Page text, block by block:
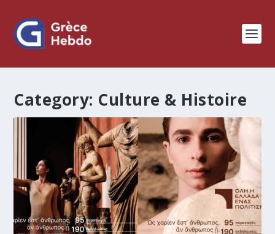
Category: Culture & Histoire